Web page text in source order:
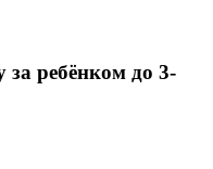
за ребёнком до 3-